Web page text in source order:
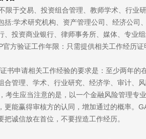
限于交易、投资组合管理、教师学术、行业
括:学术研究机构、资产管理公司、经济公司
、投资商业银行、律师事务所、媒体、专业
方验证工作年限：只需提供相关工作经历
书申请相关工作经验的要求是：至少两年
合管理、学术、行业研究、经济学、审计、风
考生应当注意的是，以一个金融风险管理专
更能赢得审核方的认同，增加通过的概率。
诚信放在首位，不要捏造工作经历。